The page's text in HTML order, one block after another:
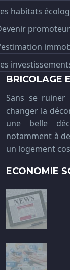
habitats
BRICOLAGE
Sans se ruiner
changer la
une belle
notamment à
un logement
ECONOMIE